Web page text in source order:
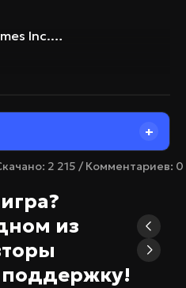
Inc.
Games
2 215 / Комментариев: 0
из